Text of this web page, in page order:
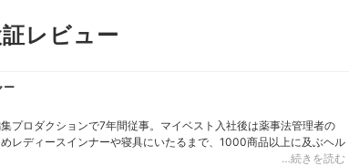
レビュー
ー
プロダクションで7年間従事。マイベスト入社後は薬事法管理者の
レディースインナーや寝具にいたるまで、1000商品以上に及ぶヘル
…続きを読む